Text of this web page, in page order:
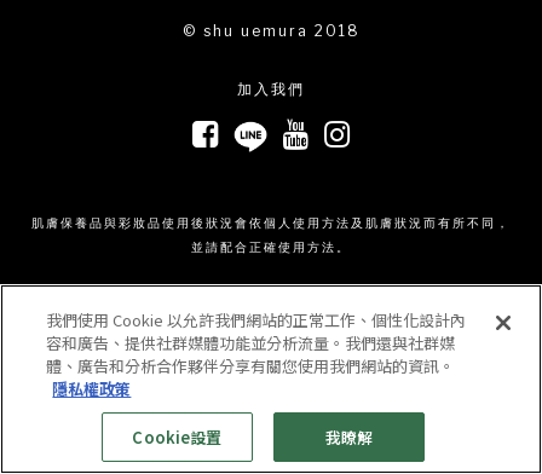
© shu uemura 2018
加入我們
肌膚保養品與彩妝品使用後狀況會依個人使用方法及肌膚狀況而有所不同，
並請配合正確使用方法。
我們使用 Cookie 以允許我們網站的正常工作、個性化設計內
容和廣告、提供社群媒體功能並分析流量。我們還與社群媒
體、廣告和分析合作夥伴分享有關您使用我們網站的資訊。
隱私權政策
Cookie設置 我瞭解